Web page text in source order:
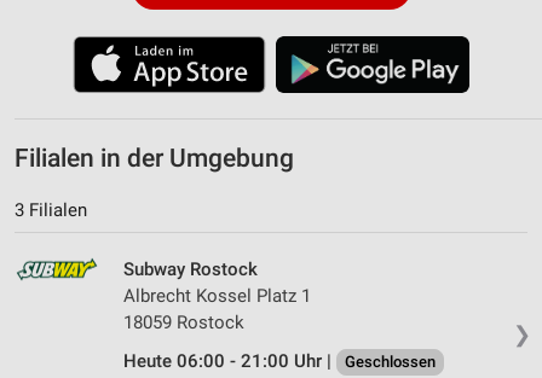
Filialen in der Umgebung
3 Filialen
❯
Subway Rostock
Albrecht Kossel Platz 1
18059 Rostock
Heute 06:00 - 21:00 Uhr |
Geschlossen